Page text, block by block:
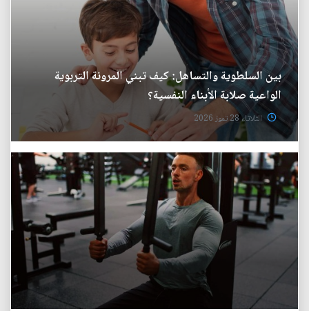
بين السلطوية والتساهل: كيف تبني المرونة التربوية
الواعية صلابة الأبناء النفسية؟
الثلاثاء 28 تموز 2026